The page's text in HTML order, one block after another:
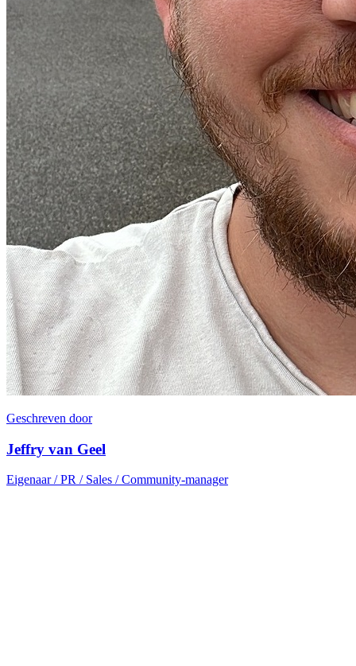
Geschreven door
Jeffry van Geel
Eigenaar / PR / Sales / Community-manager